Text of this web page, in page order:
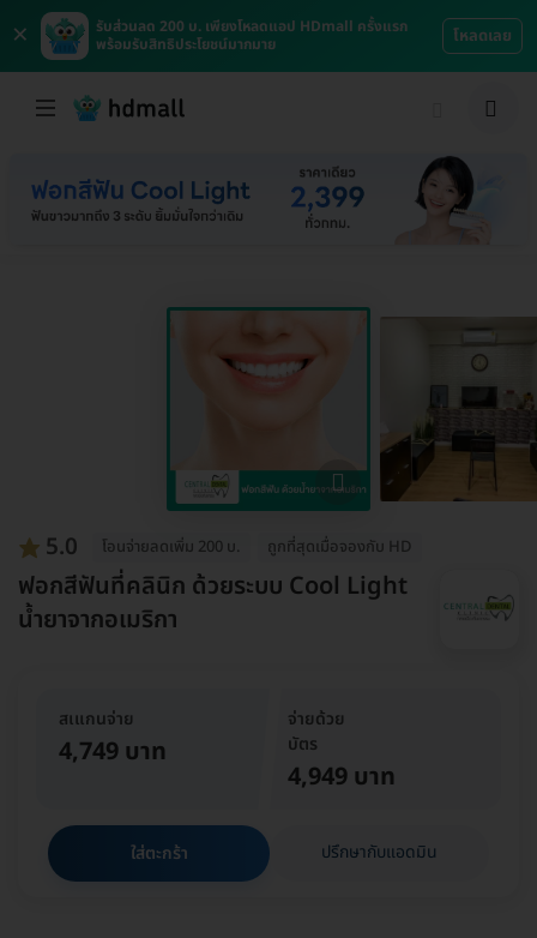
×
รับส่วนลด 200 บ. เพียงโหลดแอป HDmall ครั้งแรก
พร้อมรับสิทธิประโยชน์มากมาย
โหลดเลย
5.0 โอนจ่ายลดเพิ่ม 200 บ. ถูกที่สุดเมื่อจองกับ HD
ฟอกสีฟันที่คลินิก ด้วยระบบ Cool Light
น้ำยาจากอเมริกา
จ่ายด้วย
บัตร
4,949 บาท
สเแกนจ่าย
4,749 บาท
ใส่ตะกร้า ปรึกษากับแอดมิน